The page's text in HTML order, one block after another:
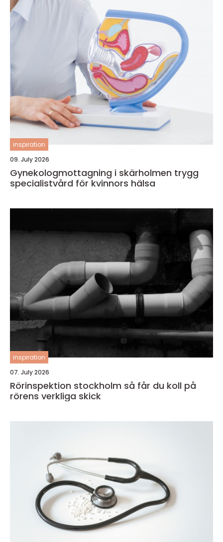
inspiration
09. July 2026
Gynekologmottagning i skärholmen trygg
specialistvård för kvinnors hälsa
inspiration
07. July 2026
Rörinspektion stockholm så får du koll på
rörens verkliga skick